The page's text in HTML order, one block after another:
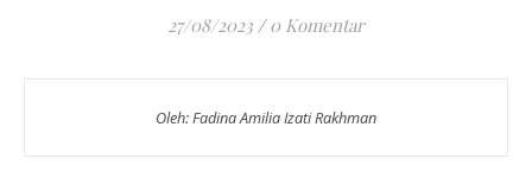
27/08/2023 / 0 Komentar
Oleh: FadinaAmilia Izati Rakhman